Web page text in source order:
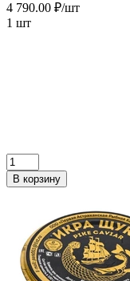
4 790.00 ₽/шт
1 шт
В корзину